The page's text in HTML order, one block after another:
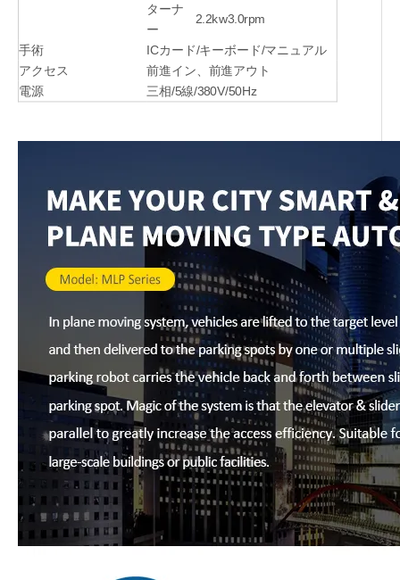
ターナ
ー
2.2kw3.0rpm
手術
ICカード/キーボード/マニュアル
アクセス
前進イン、前進アウト
電源
三相/5線/380V/50Hz